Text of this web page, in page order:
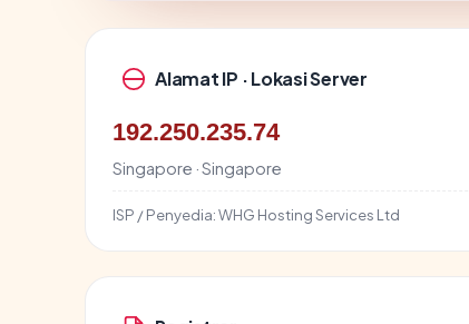
Alamat IP · Lokasi Server
192.250.235.74
Singapore · Singapore
ISP / Penyedia:WHG Hosting Services Ltd